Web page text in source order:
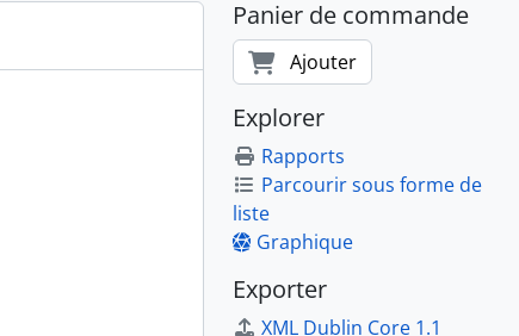
Panier de commande
Ajouter
Explorer
Rapports
Parcourir sous forme de
liste
Graphique
Exporter
XML Dublin Core 1.1